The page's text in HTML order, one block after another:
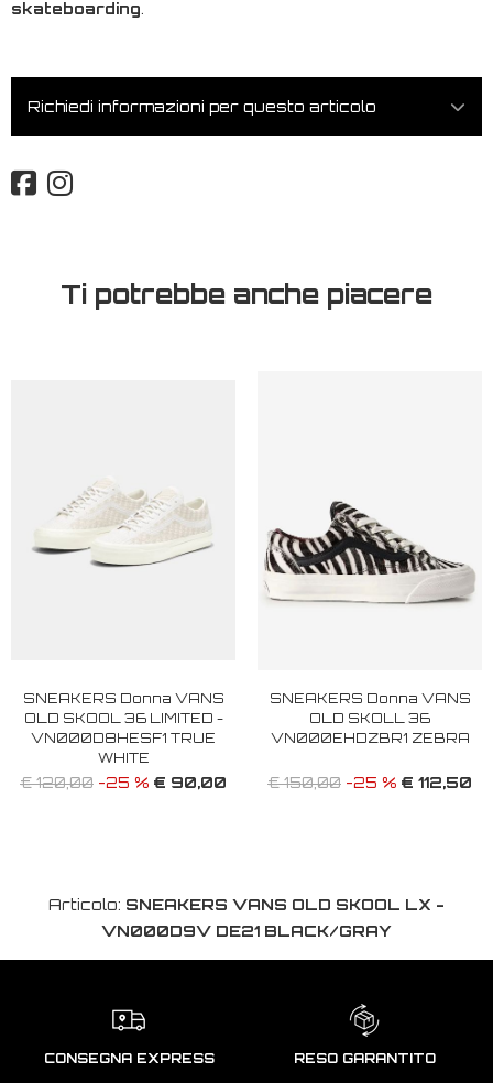
skateboarding.
Richiedi informazioni per questo articolo
Ti potrebbe anche piacere
SNEAKERS Donna VANS
OLD SKOOL 36 LIMITED -
VN000D8HESF1 TRUE
WHITE
€ 120,00 -25 % € 90,00
SNEAKERS Donna VANS
OLD SKOLL 36
VN000EHDZBR1 ZEBRA
€ 150,00 -25 % € 112,50
Articolo: SNEAKERS VANS OLD SKOOL LX -
VN000D9V DE21 BLACK/GRAY
CONSEGNA EXPRESS RESO GARANTITO